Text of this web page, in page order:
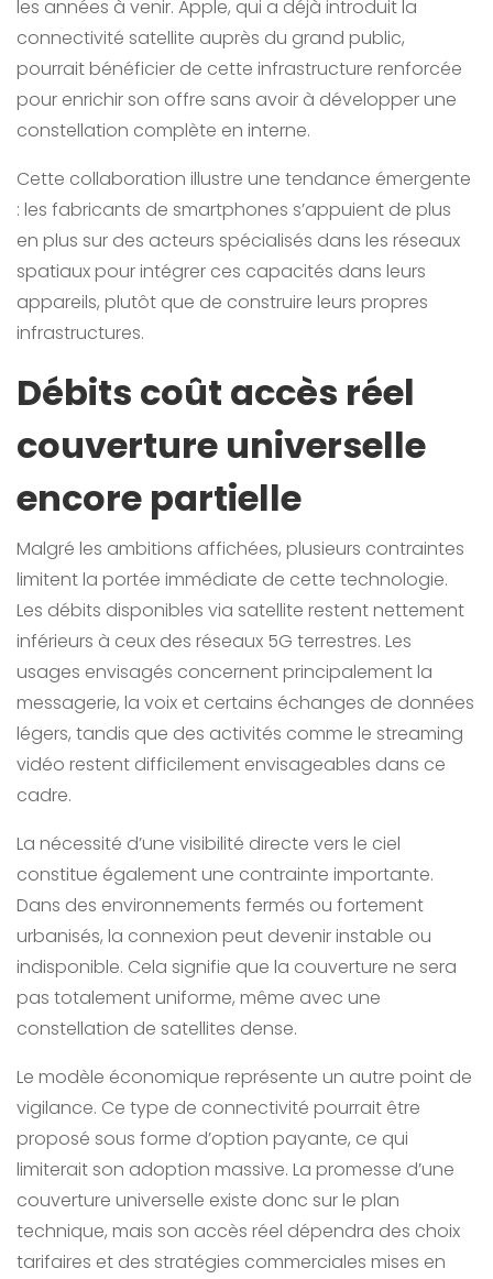
les années à venir. Apple, qui a déjà introduit la
connectivité satellite auprès du grand public,
pourrait bénéficier de cette infrastructure renforcée
pour enrichir son offre sans avoir à développer une
constellation complète en interne.
Cette collaboration illustre une tendance émergente
: les fabricants de smartphones s’appuient de plus
en plus sur des acteurs spécialisés dans les réseaux
spatiaux pour intégrer ces capacités dans leurs
appareils, plutôt que de construire leurs propres
infrastructures.
Débits coût accès réel
couverture universelle
encore partielle
Malgré les ambitions affichées, plusieurs contraintes
limitent la portée immédiate de cette technologie.
Les débits disponibles via satellite restent nettement
inférieurs à ceux des réseaux 5G terrestres. Les
usages envisagés concernent principalement la
messagerie, la voix et certains échanges de données
légers, tandis que des activités comme le streaming
vidéo restent difficilement envisageables dans ce
cadre.
La nécessité d’une visibilité directe vers le ciel
constitue également une contrainte importante.
Dans des environnements fermés ou fortement
urbanisés, la connexion peut devenir instable ou
indisponible. Cela signifie que la couverture ne sera
pas totalement uniforme, même avec une
constellation de satellites dense.
Le modèle économique représente un autre point de
vigilance. Ce type de connectivité pourrait être
proposé sous forme d’option payante, ce qui
limiterait son adoption massive. La promesse d’une
couverture universelle existe donc sur le plan
technique, mais son accès réel dépendra des choix
tarifaires et des stratégies commerciales mises en